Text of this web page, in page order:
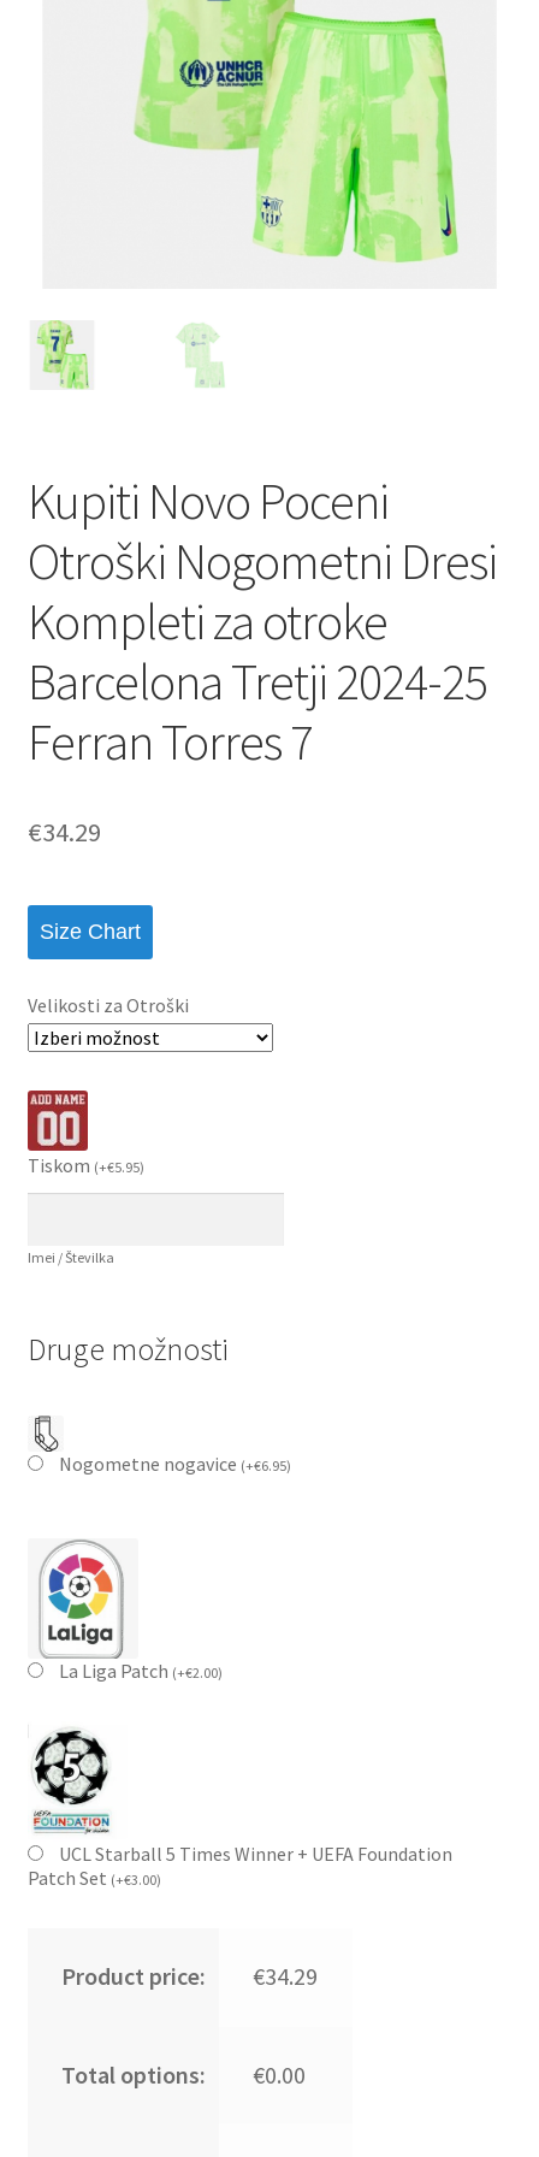
Kupiti Novo Poceni
Otroški Nogometni Dresi
Kompleti za otroke
Barcelona Tretji 2024-25
Ferran Torres 7
€34.29
Size Chart
Velikosti za Otroški
Tiskom (+€5.95)
Imei / Številka
Druge možnosti
Nogometne nogavice (+€6.95)
La Liga Patch (+€2.00)
UCL Starball 5 Times Winner + UEFA Foundation
Patch Set (+€3.00)
Product price: €34.29
Total options: €0.00